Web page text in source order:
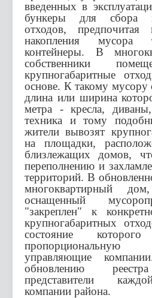
введенных в
бункеры для сбора
отходов, предпочитая
накопления мусора
контейнеры. В
собственники
крупногабаритные
основе. К такому мусору
длина или ширина
метра - кресла,
техника и тому
жители вывозят
на площадки,
близлежащих домов,
переполнению и
территорий. В
многоквартирный
оснащенный
"закреплен" к
крупногабаритных
состояние
пропорциональную
управляющие
обновлению
представители
компании района.